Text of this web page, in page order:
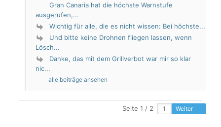
Gran Canaria hat die höchste Warnstufe
ausgerufen,...
Wichtig für alle, die es nicht wissen: Bei höchste...
Und bitte keine Drohnen fliegen lassen, wenn
Lösch...
Danke, das mit dem Grillverbot war mir so klar
nic...
alle beiträge ansehen
Seite 1 / 2 Weiter